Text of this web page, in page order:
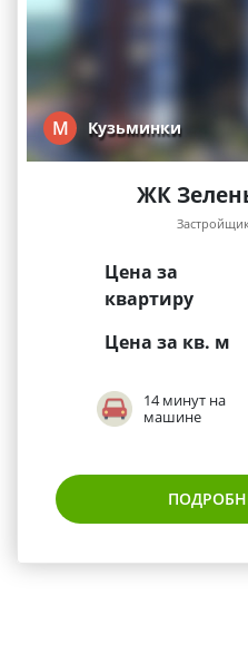
М Кузьминки
ЖК
Цена за
квартиру
Цена за кв. м
14 минут на
машине